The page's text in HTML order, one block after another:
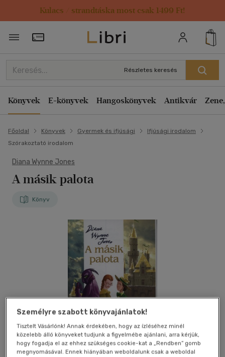
Kulacs / strandtáska most csak 1499 Ft!
Törzsvásárlói Kártya adatai
Részletes keresés
Könyvek E-könyvek Hangoskönyvek Antikvár
Főoldal Könyvek Gyermek és ifjúsági
Ifjúsági irodalom
Szórakoztató irodalom
Diana Wynne Jones
A másik palota
Könyv
Személyre szabott könyvajánlatok!
Tisztelt Vásárlónk! Annak érdekében, hogy az ízléséhez minél
közelebb álló könyveket tudjunk a figyelmébe ajánlani, arra kérjük,
hogy fogadja el az ehhez szükséges cookie-kat a „Rendben” gomb
megnyomásával. Ennek hiányában weboldalunk csak a weboldal